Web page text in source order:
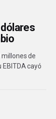
de
cayó